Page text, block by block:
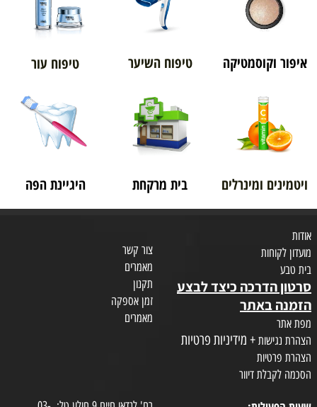
איפור וקוסמטיקה טיפוח השיער טיפוח עור
ויטמינים ומינרלים בית מרקחת היגיינת הפה
אודות
מועדון לקוחות
בית טבע
סרטון הדרכה כיצד לבצע
הזמנה באתר
מפת אתר
הצהרת נגישות + מידיניות פרטיות
הצהרת פרטיות
הסכמה לקבלת דיוור
צור קשר
מאמרים
תקנון
זמן אספקה
מאמרים